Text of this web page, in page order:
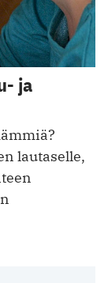
ja
lautaselle,